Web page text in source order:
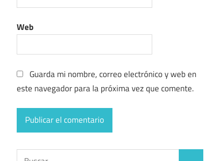
Web
Guarda mi nombre, correo electrónico y web en
este navegador para la próxima vez que comente.
Buscar: